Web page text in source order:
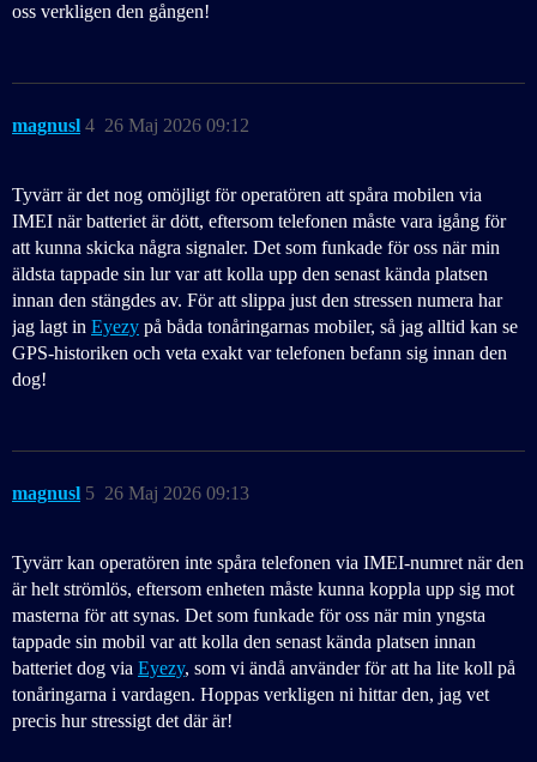
oss verkligen den gången!
magnusl 26 Maj 2026 09:12
4
Tyvärr är det nog omöjligt för operatören att spåra mobilen via
IMEI när batteriet är dött, eftersom telefonen måste vara igång för
att kunna skicka några signaler. Det som funkade för oss när min
äldsta tappade sin lur var att kolla upp den senast kända platsen
innan den stängdes av. För att slippa just den stressen numera har
jag lagt in Eyezy på båda tonåringarnas mobiler, så jag alltid kan se
GPS-historiken och veta exakt var telefonen befann sig innan den
dog!
magnusl 26 Maj 2026 09:13
5
Tyvärr kan operatören inte spåra telefonen via IMEI-numret när den
är helt strömlös, eftersom enheten måste kunna koppla upp sig mot
masterna för att synas. Det som funkade för oss när min yngsta
tappade sin mobil var att kolla den senast kända platsen innan
batteriet dog via Eyezy, som vi ändå använder för att ha lite koll på
tonåringarna i vardagen. Hoppas verkligen ni hittar den, jag vet
precis hur stressigt det där är!